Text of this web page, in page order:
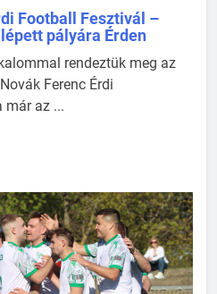
Football Fesztivál –
pályára Érden
rendeztük meg az
Ferenc Érdi
már az ...